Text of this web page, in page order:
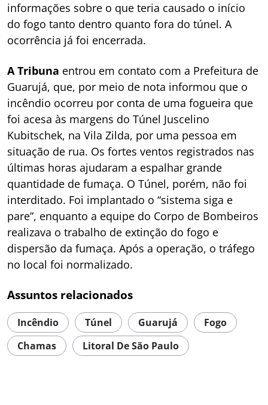
informações sobre o que teria causado o início
do fogo tanto dentro quanto fora do túnel. A
ocorrência já foi encerrada.
A Tribuna entrou em contato com a Prefeitura de
Guarujá, que, por meio de nota informou que o
incêndio ocorreu por conta de uma fogueira que
foi acesa às margens do Túnel Juscelino
Kubitschek, na Vila Zilda, por uma pessoa em
situação de rua. Os fortes ventos registrados nas
últimas horas ajudaram a espalhar grande
quantidade de fumaça. O Túnel, porém, não foi
interditado. Foi implantado o “sistema siga e
pare”, enquanto a equipe do Corpo de Bombeiros
realizava o trabalho de extinção do fogo e
dispersão da fumaça. Após a operação, o tráfego
no local foi normalizado.
Assuntos relacionados
Incêndio Túnel Guarujá
Fogo
Chamas
Litoral De São Paulo